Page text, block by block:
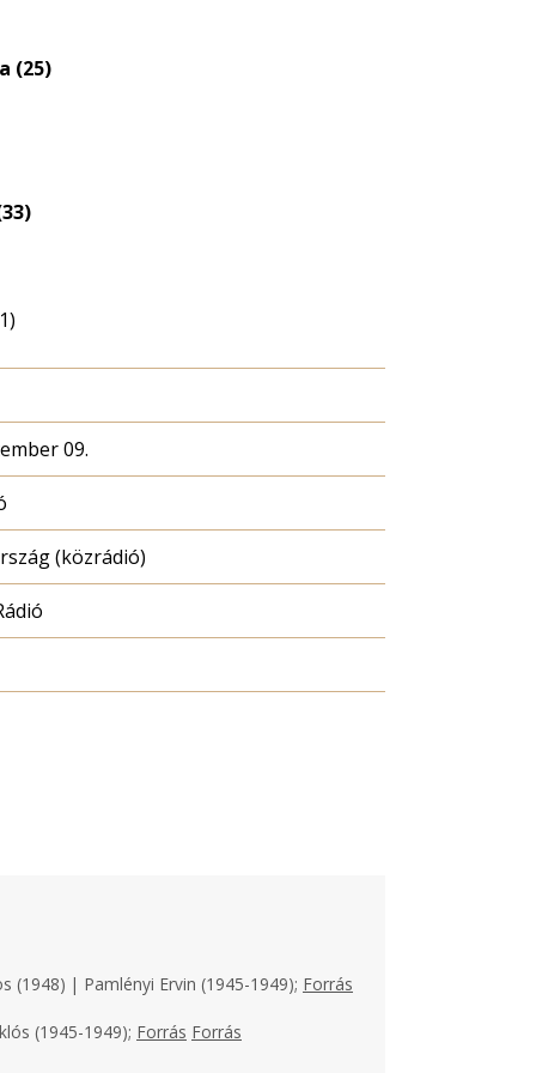
(25)
09.
(közrádió)
(1948) | Pamlényi Ervin (1945-1949); Forrás
(1945-1949); Forrás Forrás